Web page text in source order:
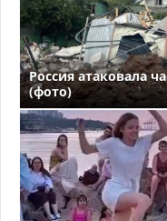
Россия атаковала
(фото)